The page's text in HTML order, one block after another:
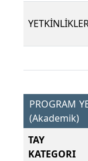
PROGRAM
(Akademik)
TAY
KATEGORI